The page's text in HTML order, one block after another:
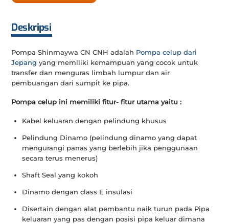
Deskripsi
Pompa Shinmaywa CN CNH adalah Pompa celup dari
Jepang yang memiliki kemampuan yang cocok untuk
transfer dan menguras limbah lumpur dan air
pembuangan dari sumpit ke pipa.
Pompa celup ini memiliki fitur- fitur utama yaitu :
Kabel keluaran dengan pelindung khusus
Pelindung Dinamo (pelindung dinamo yang dapat
mengurangi panas yang berlebih jika penggunaan
secara terus menerus)
Shaft Seal yang kokoh
Dinamo dengan class E insulasi
Disertain dengan alat pembantu naik turun pada Pipa
keluaran yang pas dengan posisi pipa keluar dimana